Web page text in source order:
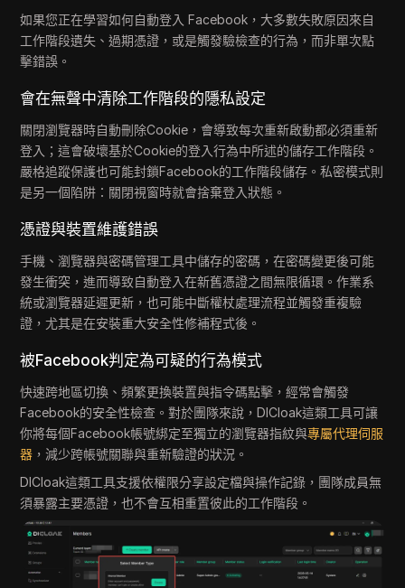
如果您正在學習如何自動登入 Facebook，大多數失敗原因來自
工作階段遺失、過期憑證，或是觸發驗檢查的行為，而非單次點
擊錯誤。
會在無聲中清除工作階段的隱私設定
關閉瀏覽器時自動刪除Cookie，會導致每次重新啟動都必須重新
登入；這會破壞基於Cookie的登入行為中所述的儲存工作階段。
嚴格追蹤保護也可能封鎖Facebook的工作階段儲存。私密模式則
是另一個陷阱：關閉視窗時就會捨棄登入狀態。
憑證與裝置維護錯誤
手機、瀏覽器與密碼管理工具中儲存的密碼，在密碼變更後可能
發生衝突，進而導致自動登入在新舊憑證之間無限循環。作業系
統或瀏覽器延遲更新，也可能中斷權杖處理流程並觸發重複驗
證，尤其是在安裝重大安全性修補程式後。
被Facebook判定為可疑的行為模式
快速跨地區切換、頻繁更換裝置與指令碼點擊，經常會觸發
Facebook的安全性檢查。對於團隊來說，DICloak這類工具可讓
你將每個Facebook帳號綁定至獨立的瀏覽器指紋與專屬代理伺服
器 ，減少跨帳號關聯與重新驗證的狀況。
DICloak這類工具支援依權限分享設定檔與操作記錄，團隊成員無
須暴露主要憑證，也不會互相重置彼此的工作階段。